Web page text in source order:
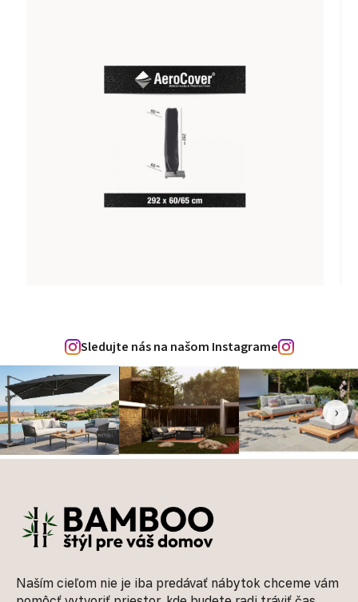
Sledujte nás na našom Instagrame
‹ ›
Naším cieľom nie je iba predávať nábytok chceme vám